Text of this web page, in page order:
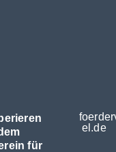
für
el.de